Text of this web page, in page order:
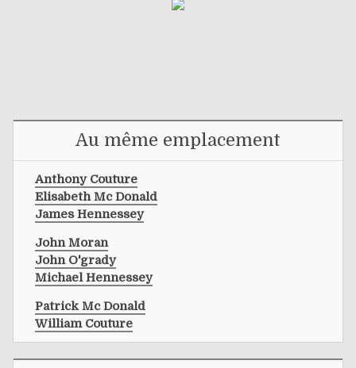
Au même emplacement
Anthony Couture
Elisabeth Mc Donald
James Hennessey
John Moran
John O'grady
Michael Hennessey
Patrick Mc Donald
William Couture